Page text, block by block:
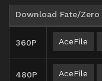
Download Fate/
360P AceFile
480P AceFile